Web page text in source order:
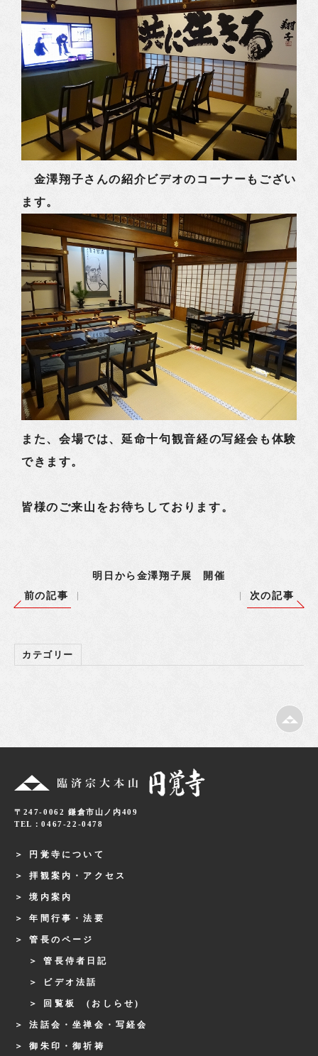
金澤翔子さんの紹介ビデオのコーナーもござい
ます。
また、会場では、延命十句観音経の写経会も体験
できます。
皆様のご来山をお待ちしております。
明日から金澤翔子展 開催
前の記事
次の記事
カテゴリー
〒247-0062 鎌倉市山ノ内409
TEL：0467-22-0478
円覚寺について
拝観案内・アクセス
境内案内
年間行事・法要
管長のページ
管長侍者日記
ビデオ法話
回覧板 (おしらせ)
法話会・坐禅会・写経会
御朱印・御祈祷